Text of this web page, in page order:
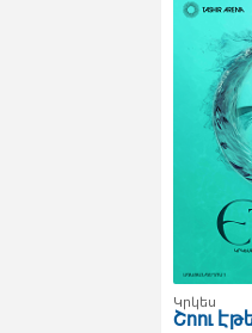
Կրկես
Շոու